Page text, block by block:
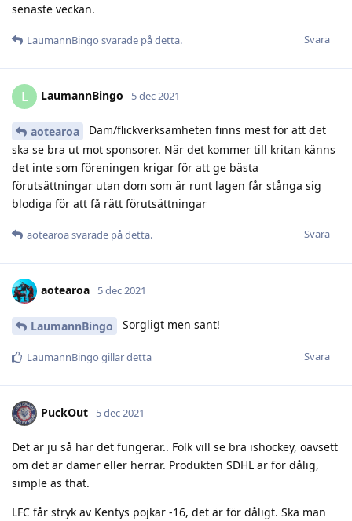
senaste veckan.
Svara
LaumannBingo svarade på detta.
L LaumannBingo 5 dec 2021
aotearoa
Dam/flickverksamheten finns mest för att det
ska se bra ut mot sponsorer. När det kommer till kritan känns
det inte som föreningen krigar för att ge bästa
förutsättningar utan dom som är runt lagen får stånga sig
blodiga för att få rätt förutsättningar
Svara
aotearoasvarade på detta.
aotearoa 5 dec 2021
LaumannBingo Sorgligt men sant!
Svara
LaumannBingo gillar detta
PuckOut 5 dec 2021
Det är ju så här det fungerar.. Folk vill se bra ishockey, oavsett
om det är damer eller herrar. Produkten SDHL är för dålig,
simple as that.
LFC får stryk av Kentys pojkar -16, det är för dåligt. Ska man